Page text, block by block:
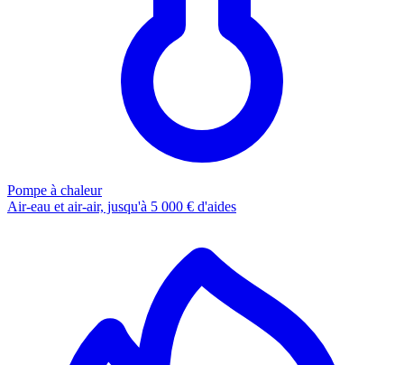
Pompe à chaleur
Air-eau et air-air, jusqu'à 5 000 € d'aides